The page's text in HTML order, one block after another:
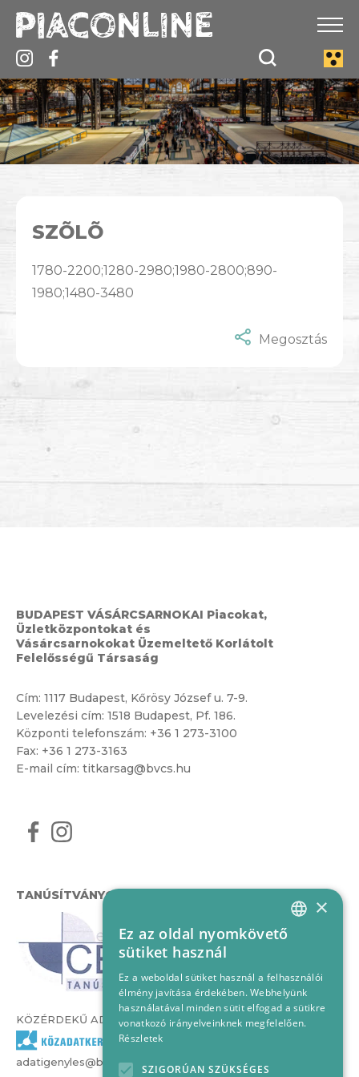
SZÕLÕ
1780-2200;1280-2980;1980-2800;890-
1980;1480-3480
Megosztás
BUDAPEST VÁSÁRCSARNOKAI Piacokat,
Üzletközpontokat és
Vásárcsarnokokat Üzemeltető Korlátolt
Felelősségű Társaság
Cím: 1117 Budapest, Kőrösy József u. 7-9.
Levelezési cím: 1518 Budapest, Pf. 186.
Központi telefonszám: +36 1 273-3100
Fax: +36 1 273-3163
E-mail cím: titkarsag@bvcs.hu
TANÚSÍTVÁNYOK
KÖZÉRDEKŰ ADATOK
adatigenyles@bvcs.hu
HUNGARIAN
×
Ez az oldal nyomkövető
sütiket használ
Ez a weboldal sütiket használ a felhasználói
élmény javítása érdekében. Webhelyünk
használatával minden sütit elfogad a sütikre
vonatkozó irányelveinknek megfelelően.
Részletek
SZIGORÚAN SZÜKSÉGES